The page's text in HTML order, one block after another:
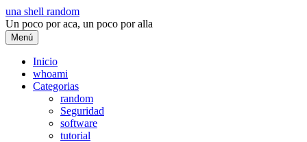
Saltar
al
contenido
una shell random
Un poco por aca, un poco por alla
Menú
Inicio
whoami
Categorias
random
Seguridad
software
tutorial